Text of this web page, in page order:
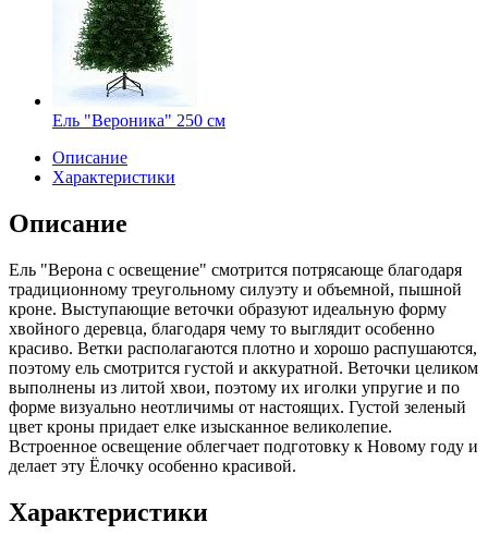
Ель "Вероника" 250 см
Описание
Характеристики
Описание
Ель "Верона с освещение" смотрится потрясающе благодаря
традиционному треугольному силуэту и объемной, пышной
кроне. Выступающие веточки образуют идеальную форму
хвойного деревца, благодаря чему то выглядит особенно
красиво. Ветки располагаются плотно и хорошо распушаются,
поэтому ель смотрится густой и аккуратной. Веточки целиком
выполнены из литой хвои, поэтому их иголки упругие и по
форме визуально неотличимы от настоящих. Густой зеленый
цвет кроны придает елке изысканное великолепие.
Встроенное освещение облегчает подготовку к Новому году и
делает эту Ёлочку особенно красивой.
Характеристики